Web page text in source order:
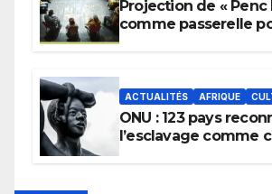
Projection de « Penc
comme passerelle
ACTUALITÉS AFRIQUE
ONU : 123 pays
l’esclavage comme